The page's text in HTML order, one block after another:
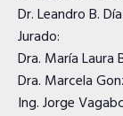
Dr. Leandro B.
Jurado:
Dra. María Laura
Dra. Marcela
Ing. Jorge